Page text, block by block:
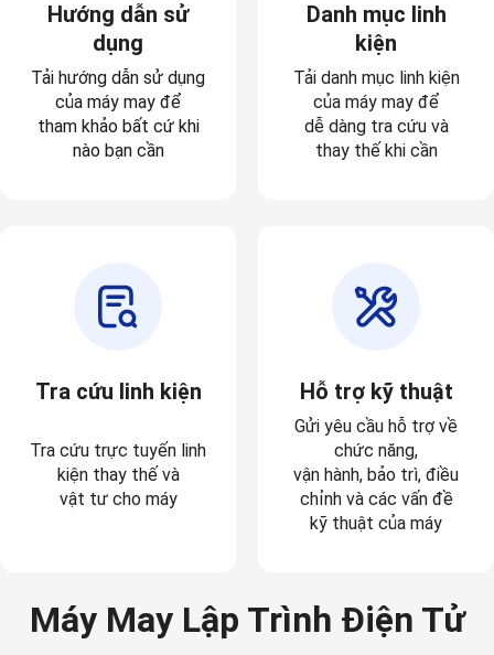
Hướng dẫn sử
dụng
Tải hướng dẫn sử dụng
của máy may để
tham khảo bất cứ khi
nào bạn cần
Danh mục linh
kiện
Tải danh mục linh kiện
của máy may để
dễ dàng tra cứu và
thay thế khi cần
Tra cứu linh kiện
Tra cứu trực tuyến linh
kiện thay thế và
vật tư cho máy
Hỗ trợ kỹ thuật
Gửi yêu cầu hỗ trợ về
chức năng,
vận hành, bảo trì, điều
chỉnh và các vấn đề
kỹ thuật của máy
Máy May Lập Trình Điện Tử